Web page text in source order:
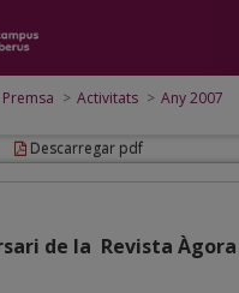
Premsa > Activitats > Any 2007
Descarregar pdf
de la Revista Àgora